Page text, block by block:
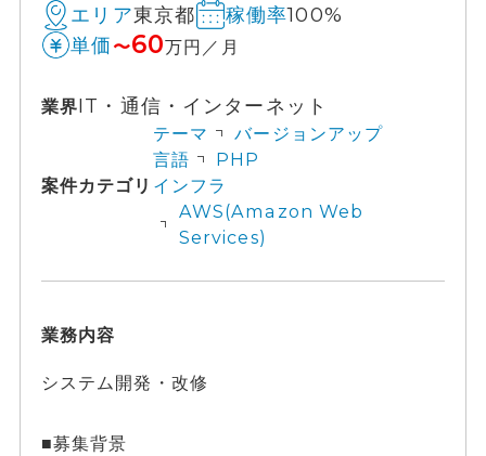
エリア東京都 稼働率100%
単価 〜60万円／月
業界IT・通信・インターネット
案件カテゴリ
テーマ
バージョンアップ
言語
PHP
インフラ
AWS(Amazon Web
Services)
業務内容
システム開発・改修
■募集背景